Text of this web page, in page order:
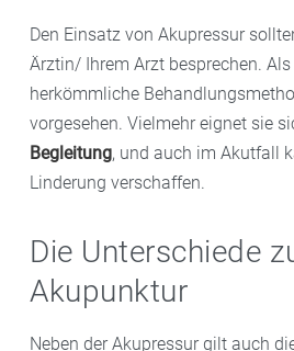
Den Einsatz von Akupressur
Ärztin/ Ihrem Arzt besprechen.
herkömmliche
vorgesehen. Vielmehr eignet sie
Begleitung, und auch im Akutfall
Linderung verschaffen.
Die Unterschiede
Akupunktur
Neben der Akupressur gilt auch